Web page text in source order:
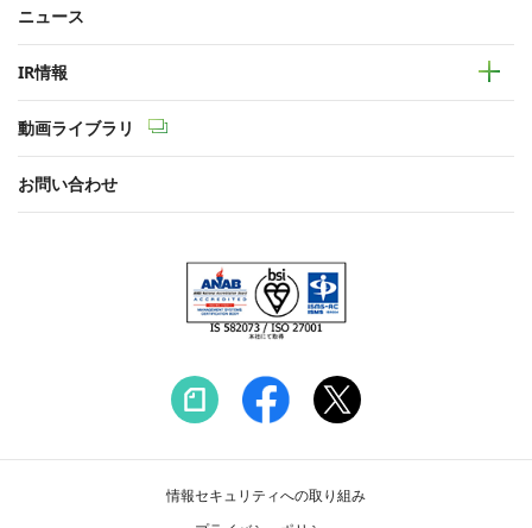
ニュース
IR情報
動画ライブラリ
お問い合わせ
情報セキュリティへの取り組み